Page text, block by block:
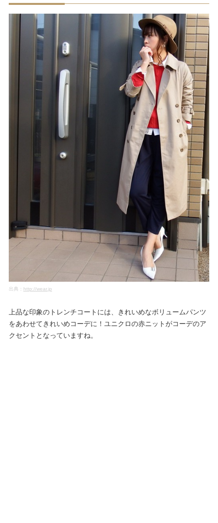
出典： http://wear.jp
上品な印象のトレンチコートには、きれいめなボリュームパンツ
をあわせてきれいめコーデに！ユニクロの赤ニットがコーデのア
クセントとなっていますね。